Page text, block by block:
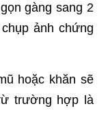
gàng sang 2
ảnh chứng
hoặc khăn sẽ
trường hợp là